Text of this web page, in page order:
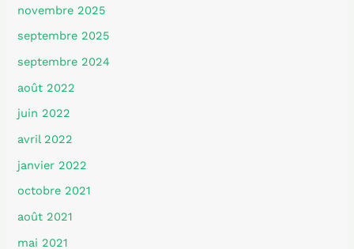
novembre 2025
septembre 2025
septembre 2024
août 2022
juin 2022
avril 2022
janvier 2022
octobre 2021
août 2021
mai 2021